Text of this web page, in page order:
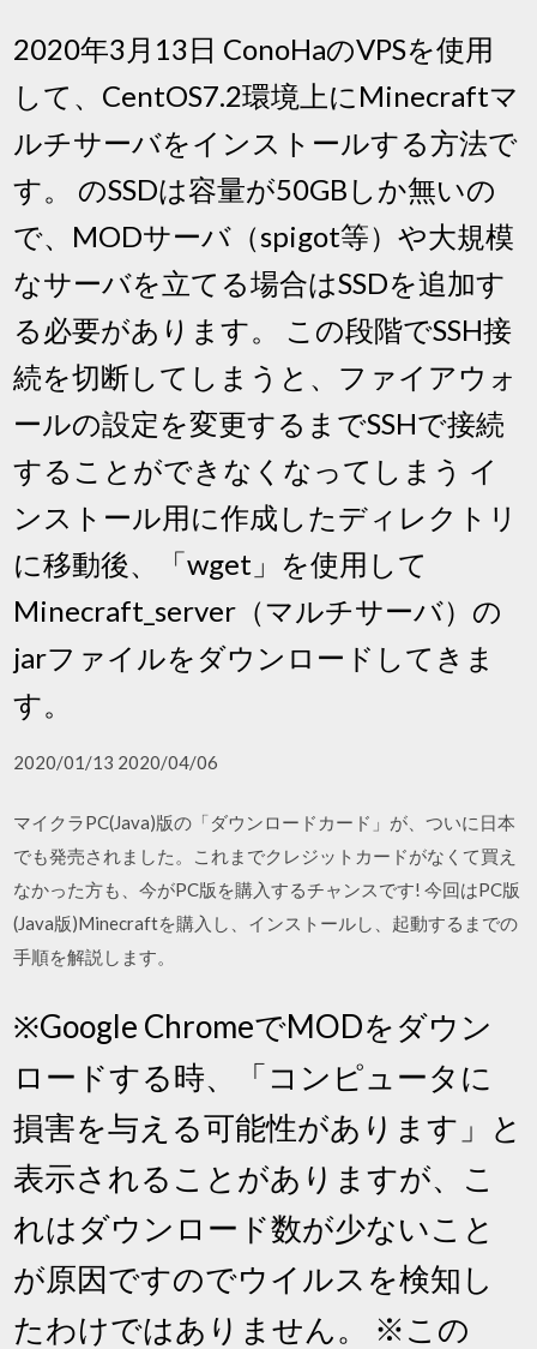
2020年3月13日 ConoHaのVPSを使用
して、CentOS7.2環境上にMinecraftマ
ルチサーバをインストールする方法で
す。 のSSDは容量が50GBしか無いの
で、MODサーバ（spigot等）や大規模
なサーバを立てる場合はSSDを追加す
る必要があります。 この段階でSSH接
続を切断してしまうと、ファイアウォ
ールの設定を変更するまでSSHで接続
することができなくなってしまう イ
ンストール用に作成したディレクトリ
に移動後、「wget」を使用して
Minecraft_server（マルチサーバ）の
jarファイルをダウンロードしてきま
す。
2020/01/13 2020/04/06
マイクラPC(Java)版の「ダウンロードカード」が、ついに日本
でも発売されました。これまでクレジットカードがなくて買え
なかった方も、今がPC版を購入するチャンスです! 今回はPC版
(Java版)Minecraftを購入し、インストールし、起動するまでの
手順を解説します。
※Google ChromeでMODをダウン
ロードする時、「コンピュータに
損害を与える可能性があります」と
表示されることがありますが、こ
れはダウンロード数が少ないこと
が原因ですのでウイルスを検知し
たわけではありません。 ※この